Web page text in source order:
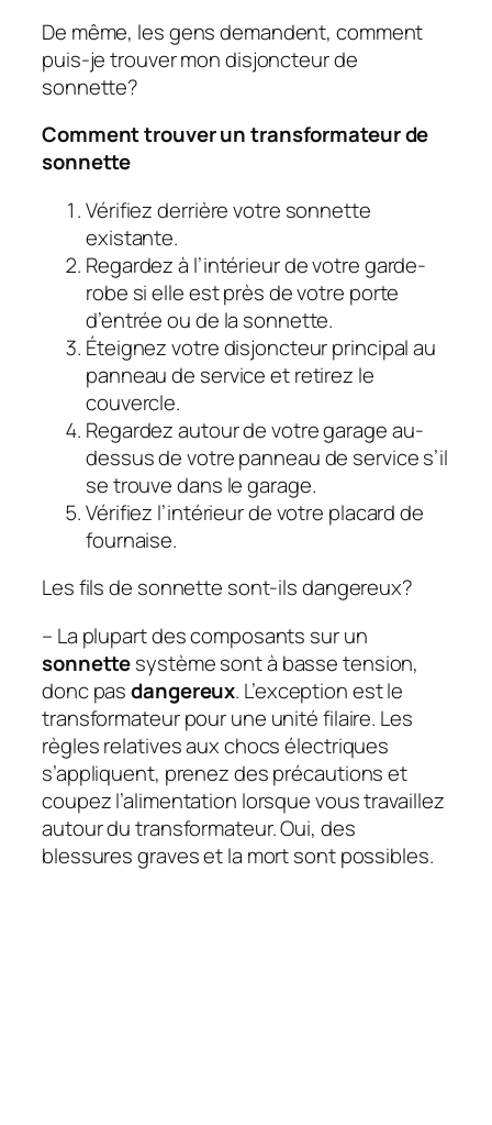
De même, les gens demandent, comment
puis-je trouver mon disjoncteur de
sonnette?
Comment trouver un transformateur de
sonnette
Vérifiez derrière votre sonnette
existante.
Regardez à l’intérieur de votre garde-
robe si elle est près de votre porte
d’entrée ou de la sonnette.
Éteignez votre disjoncteur principal au
panneau de service et retirez le
couvercle.
Regardez autour de votre garage au-
dessus de votre panneau de service s’il
se trouve dans le garage.
Vérifiez l’intérieur de votre placard de
fournaise.
Les fils de sonnette sont-ils dangereux?
– La plupart des composants sur un
sonnettesystème sont à basse tension,
donc pasdangereux. L’exception est le
transformateur pour une unité filaire. Les
règles relatives aux chocs électriques
s’appliquent, prenez des précautions et
coupez l’alimentation lorsque vous travaillez
autour du transformateur. Oui, des
blessures graves et la mort sont possibles.